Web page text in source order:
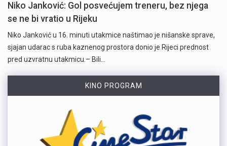
Niko Janković: Gol posvećujem treneru, bez njega
se ne bi vratio u Rijeku
Niko Janković u 16. minuti utakmice naštimao je nišanske sprave,
sjajan udarac s ruba kaznenog prostora donio je Rijeci prednost
pred uzvratnu utakmicu.– Bili…
KINO PROGRAM